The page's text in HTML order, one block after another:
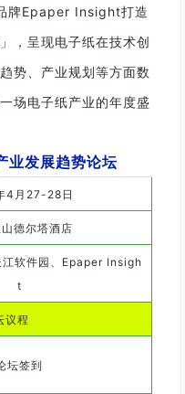
牌Epaper Insight打造
，呈现电子纸在技术创
势、产业规划等方面数
场电子纸产业的年度盛
业发展趋势论坛
4月27-28日
山德尔塔酒店
江软件园、Epaper Insigh
t
议程
坛签到